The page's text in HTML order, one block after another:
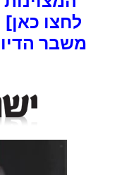
לחצו כאן]
משבר